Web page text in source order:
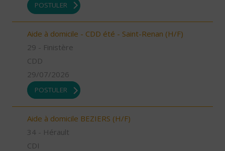
POSTULER
Aide à domicile - CDD été - Saint-Renan (H/F)
29 - Finistère
CDD
29/07/2026
POSTULER
Aide à domicile BEZIERS (H/F)
34 - Hérault
CDI